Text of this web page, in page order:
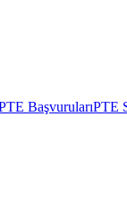
BaşvurularıPTE